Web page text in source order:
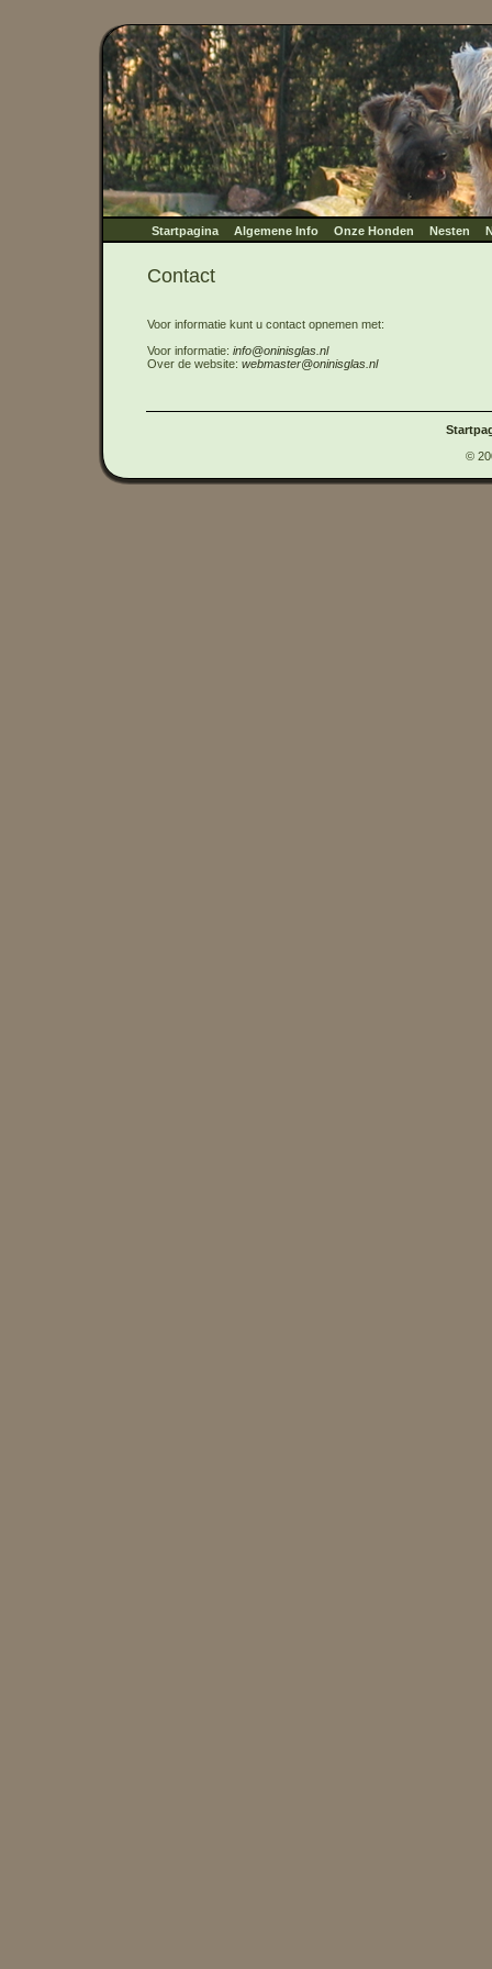
Startpagina Algemene Info Onze Honden Nesten
Contact
Voor informatie kunt u contact opnemen met:
Voor informatie: info@oninisglas.nl
Over de website: webmaster@oninisglas.nl
©